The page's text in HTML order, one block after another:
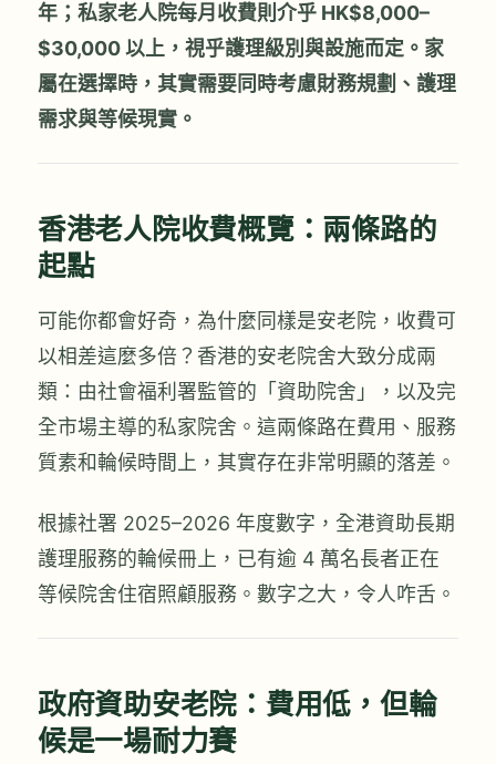
年；私家老人院每月收費則介乎 HK$8,000–
$30,000 以上，視乎護理級別與設施而定。家
屬在選擇時，其實需要同時考慮財務規劃、護理
需求與等候現實。
香港老人院收費概覽：兩條路的
起點
可能你都會好奇，為什麼同樣是安老院，收費可
以相差這麼多倍？香港的安老院舍大致分成兩
類：由社會福利署監管的「資助院舍」，以及完
全市場主導的私家院舍。這兩條路在費用、服務
質素和輪候時間上，其實存在非常明顯的落差。
根據社署 2025–2026 年度數字，全港資助長期
護理服務的輪候冊上，已有逾 4 萬名長者正在
等候院舍住宿照顧服務。數字之大，令人咋舌。
政府資助安老院：費用低，但輪
候是一場耐力賽